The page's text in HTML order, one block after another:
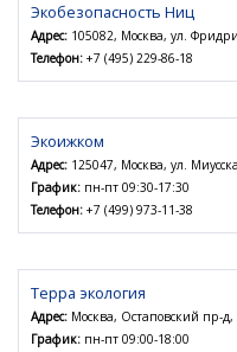
Экобезопасность Ниц
Адрес: 105082, Москва, ул.
Телефон: +7 (495) 229-86-18
Экоижком
Адрес: 125047, Москва, ул.
График: пн-пт 09:30-17:30
Телефон: +7 (499) 973-11-38
Терра экология
Адрес: Москва, Остаповский пр-д,
График: пн-пт 09:00-18:00